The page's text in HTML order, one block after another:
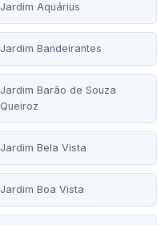
Jardim Aquárius
Jardim Bandeirantes
Jardim Barão de Souza
Queiroz
Jardim Bela Vista
Jardim Boa Vista